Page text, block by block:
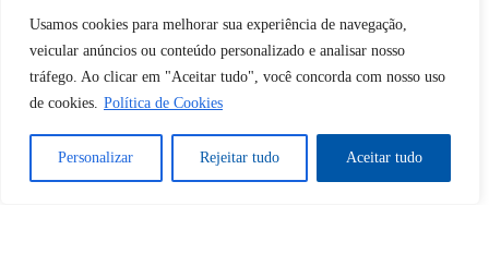
Usamos cookies para melhorar sua experiência de navegação,
veicular anúncios ou conteúdo personalizado e analisar nosso
tráfego. Ao clicar em "Aceitar tudo", você concorda com nosso uso
de cookies. Política de Cookies
Personalizar Rejeitar tudo Aceitar tudo
Tem certeza de que deseja
desbloquear esta publicação?
Desbloquear esquerda : 0